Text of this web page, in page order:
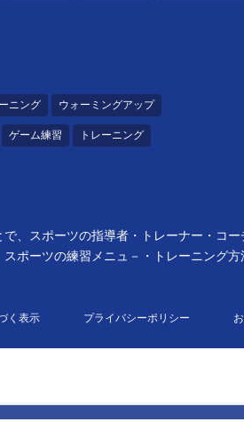
ニング ウォーミングアップ
ゲーム練習 トレーニング
、スポーツの指導者・トレーナー・コ
ポーツの練習メニュ－・トレーニング方
く表示 プライバシーポリシー